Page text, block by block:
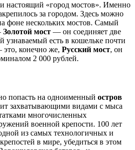
настоящий «город мостов». Именно
за городом. Здесь можно
фоне нескольких мостов. Самый
Золотой мост — он соединяет две
узнаваемый есть в кошельке почти
конечно же, Русский мост, он
2 000 рублей.
попасть на одноименный остров
захватывающими видами с мыса
многочисленных
военной крепости. 100 лет
из самых технологичных и
в мире, убедиться в этом